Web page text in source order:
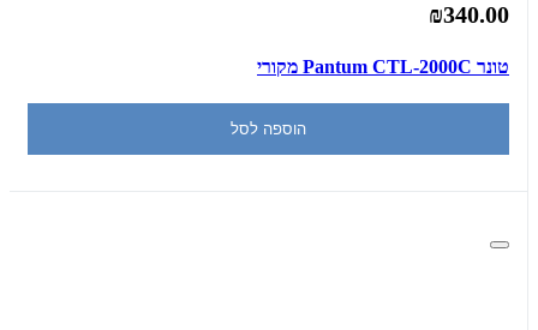
₪340.00
‏טונר Pantum CTL-2000C מקורי
הוספה לסל